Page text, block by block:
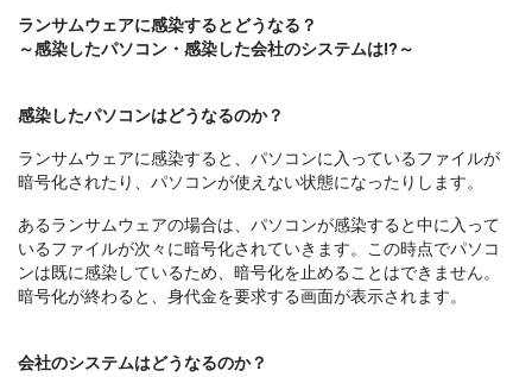
ランサムウェアに感染するとどうなる？
～感染したパソコン・感染した会社のシステムは!?～
感染したパソコンはどうなるのか？
ランサムウェアに感染すると、パソコンに入っているファイルが
暗号化されたり、パソコンが使えない状態になったりします。
あるランサムウェアの場合は、パソコンが感染すると中に入って
いるファイルが次々に暗号化されていきます。この時点でパソコ
ンは既に感染しているため、暗号化を止めることはできません。
暗号化が終わると、身代金を要求する画面が表示されます。
会社のシステムはどうなるのか？